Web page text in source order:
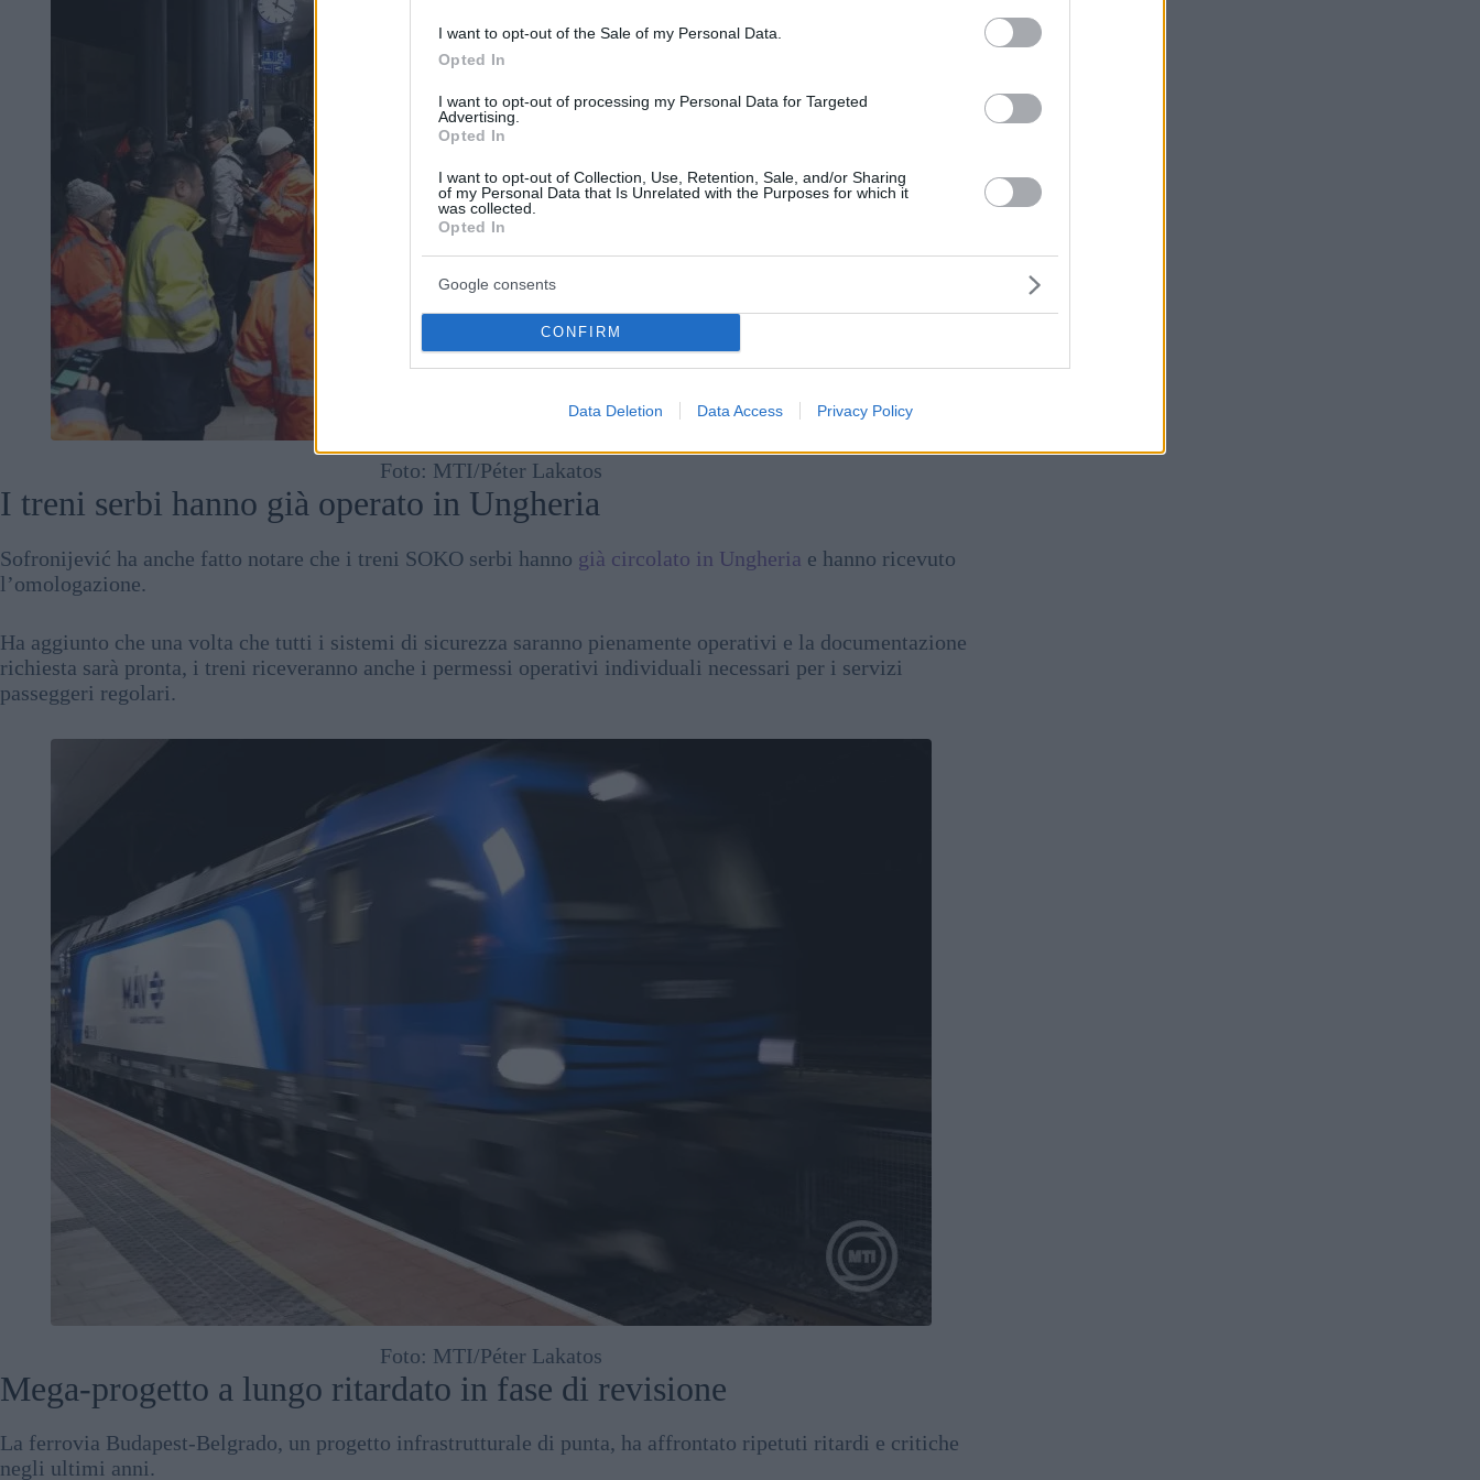
I want to opt-out of the Sale of my Personal Data.
Opted In
I want to opt-out of processing my Personal Data for Targeted
Advertising.
Opted In
I want to opt-out of Collection, Use, Retention, Sale, and/or Sharing
of my Personal Data that Is Unrelated with the Purposes for which it
was collected.
Opted In
Google consents
CONFIRM
Data Deletion Data Access Privacy Policy
Foto: MTI/Péter Lakatos
I treni serbi hanno già operato in Ungheria
Sofronijević ha anche fatto notare che i treni SOKO serbi hanno già circolato in Ungheria e hanno ricevuto
l’omologazione.
Ha aggiunto che una volta che tutti i sistemi di sicurezza saranno pienamente operativi e la documentazione
richiesta sarà pronta, i treni riceveranno anche i permessi operativi individuali necessari per i servizi
passeggeri regolari.
Foto: MTI/Péter Lakatos
Mega-progetto a lungo ritardato in fase di revisione
La ferrovia Budapest-Belgrado, un progetto infrastrutturale di punta, ha affrontato ripetuti ritardi e critiche
negli ultimi anni.